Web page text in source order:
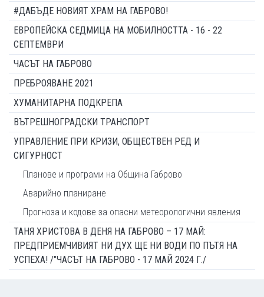
#ДАБЪДЕ НОВИЯТ ХРАМ НА ГАБРОВО!
ЕВРОПЕЙСКА СЕДМИЦА НА МОБИЛНОСТТА - 16 - 22
СЕПТЕМВРИ
ЧАСЪТ НА ГАБРОВО
ПРЕБРОЯВАНЕ 2021
ХУМАНИТАРНА ПОДКРЕПА
ВЪТРЕШНОГРАДСКИ ТРАНСПОРТ
УПРАВЛЕНИЕ ПРИ КРИЗИ, ОБЩЕСТВЕН РЕД И
СИГУРНОСТ
Планове и програми на Община Габрово
Аварийно планиране
Прогноза и кодове за опасни метеорологични явления
ТАНЯ ХРИСТОВА В ДЕНЯ НА ГАБРОВО – 17 МАЙ:
ПРЕДПРИЕМЧИВИЯТ НИ ДУХ ЩЕ НИ ВОДИ ПО ПЪТЯ НА
УСПЕХА! /"ЧАСЪТ НА ГАБРОВО - 17 МАЙ 2024 Г./